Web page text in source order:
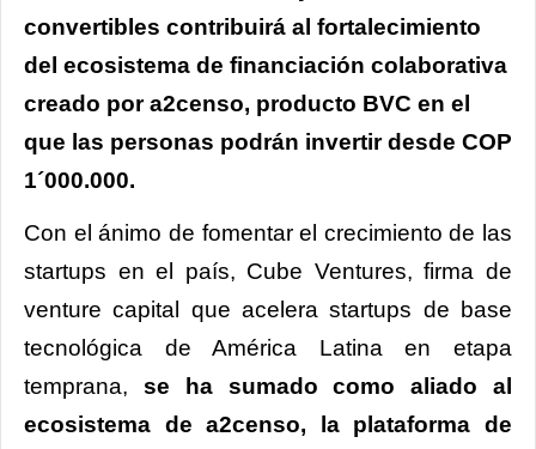
convertibles contribuirá al fortalecimiento
del ecosistema de financiación colaborativa
creado por a2censo, producto BVC en el
que las personas podrán invertir desde COP
1´000.000.
Con el ánimo de fomentar el crecimiento de las
startups en el país, Cube Ventures, firma de
venture capital que acelera startups de base
tecnológica de América Latina en etapa
temprana, se ha sumado como aliado al
ecosistema de a2censo, la plataforma de